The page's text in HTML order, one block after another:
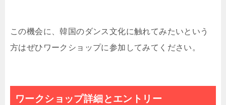
この機会に、韓国のダンス文化に触れてみたいという
方はぜひワークショップに参加してみてください。
ワークショップ詳細とエントリー